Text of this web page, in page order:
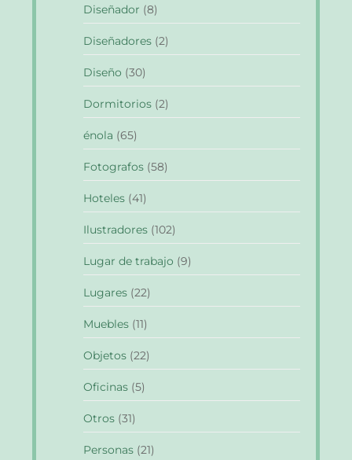
Diseñador (8)
Diseñadores (2)
Diseño (30)
Dormitorios (2)
énola (65)
Fotografos (58)
Hoteles (41)
Ilustradores (102)
Lugar de trabajo (9)
Lugares (22)
Muebles (11)
Objetos (22)
Oficinas (5)
Otros (31)
Personas (21)